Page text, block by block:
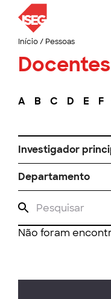
Início/ Pessoas
Docentes
A B C D E F
Investigador
Departamento
Não foram